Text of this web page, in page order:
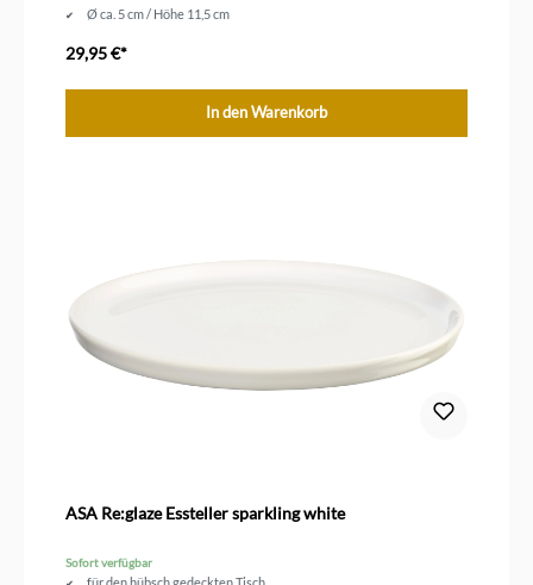
Ø ca. 5 cm / Höhe 11,5 cm
29,95 €*
In den Warenkorb
ASA Re:glaze Essteller sparkling white
Sofort verfügbar
für den hübsch gedeckten Tisch